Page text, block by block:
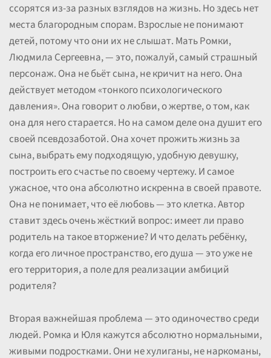
ссорятся из-за разных взглядов на жизнь. Но здесь нет
места благородным спорам. Взрослые не понимают
детей, потому что они их не слышат. Мать Ромки,
Людмила Сергеевна, — это, пожалуй, самый страшный
персонаж. Она не бьёт сына, не кричит на него. Она
действует методом «тонкого психологического
давления». Она говорит о любви, о жертве, о том, как
она для него старается. Но на самом деле она душит его
своей псевдозаботой. Она хочет прожить жизнь за
сына, выбрать ему подходящую, удобную девушку,
построить его счастье по своему чертежу. И самое
ужасное, что она абсолютно искренна в своей правоте.
Она не понимает, что её любовь — это клетка. Автор
ставит здесь очень жёсткий вопрос: имеет ли право
родитель на такое вторжение? И что делать ребёнку,
когда его личное пространство, его душа — это уже не
его территория, а поле для реализации амбиций
родителя?
Вторая важнейшая проблема — это одиночество среди
людей. Ромка и Юля кажутся абсолютно нормальными,
живыми подростками. Они не хулиганы, не наркоманы,